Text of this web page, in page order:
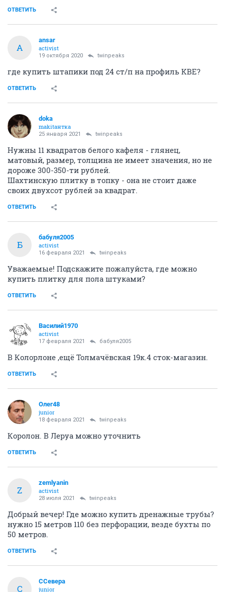
ОТВЕТИТЬ
A
ansar
activist
19 октября 2020 twinpeaks
где купить штапики под 24 ст/п на профиль KBE?
ОТВЕТИТЬ
doka
makitaнтка
25 января 2021 twinpeaks
Нужны 11 квадратов белого кафеля - глянец,
матовый, размер, толщина не имеет значения, но не
дороже 300-350-ти рублей.
Шахтинскую плитку в топку - она не стоит даже
своих двухсот рублей за квадрат.
ОТВЕТИТЬ
Б
бабуля2005
activist
16 февраля 2021 twinpeaks
Уважаемые! Подскажите пожалуйста, где можно
купить плитку для пола штуками?
ОТВЕТИТЬ
Василий1970
activist
17 февраля 2021 бабуля2005
В Колорлоне ,ещё Толмачёвская 19к.4 сток-магазин.
ОТВЕТИТЬ
Олег48
junior
18 февраля 2021 twinpeaks
Королон. В Леруа можно уточнить
ОТВЕТИТЬ
Z
zemlyanin
activist
28 июля 2021 twinpeaks
Добрый вечер! Где можно купить дренажные трубы?
нужно 15 метров 110 без перфорации, везде бухты по
50 метров.
ОТВЕТИТЬ
C
CСевера
junior